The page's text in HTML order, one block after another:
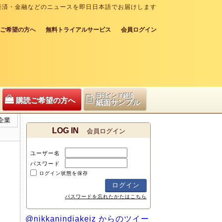
・金融などのニュースを即日日本語でお届けします
希望の方へ 無料トライアルサービス 会員ログイン
購読ご希望の方へ
日刊インド経済
紙面サンプル
業
LOG IN 会員ログイン
ユーザー名
パスワード
ログイン状態を保存
パスワードを忘れたかたはこちら
@nikkanindiakeiz からのツイー